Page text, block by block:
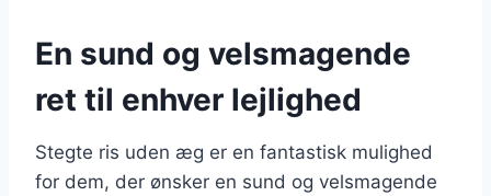
En sund og velsmagende
ret til enhver lejlighed
Stegte ris uden æg er en fantastisk mulighed
for dem, der ønsker en sund og velsmagende